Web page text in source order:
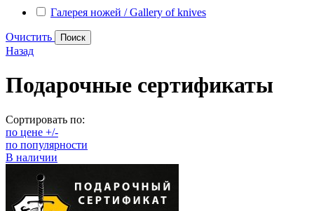
Галерея ножей / Gallery of knives
Очистить
Назад
Подарочные сертификаты
Сортировать по:
по цене +/-
по популярности
В наличии